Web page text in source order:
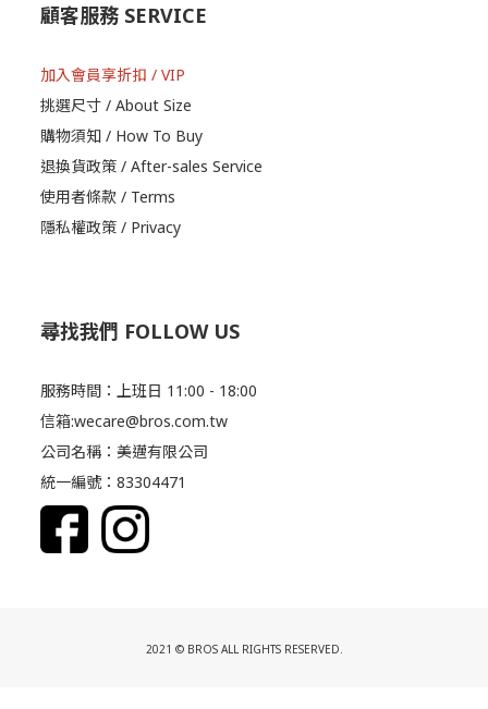
顧客服務 SERVICE
加入會員享折扣 / VIP
挑選尺寸 / About Size
購物須知 / How To Buy
退換貨政策 / After-sales Service
使用者條款 / Terms
隱私權政策 / Privacy
尋找我們 FOLLOW US
服務時間：上班日 11:00 - 18:00
信箱:wecare@bros.com.tw
公司名稱：美邁有限公司
統一編號：83304471
2021 © BROS ALL RIGHTS RESERVED.